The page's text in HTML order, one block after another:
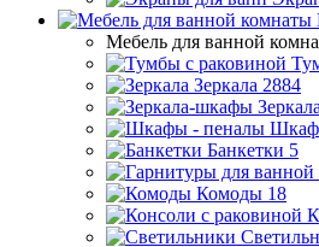
Мебель для ванной
Зеркала 2884
Банкетки 5
Комоды 18